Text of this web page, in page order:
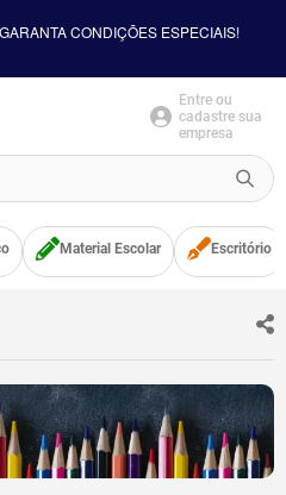
CONDIÇÕES ESPECIAIS!
Entre ou
cadastre sua
empresa
Material Escolar Escritório
TERMOS MAIS BUSCADOS
1º
4º
food
5 º minecraft